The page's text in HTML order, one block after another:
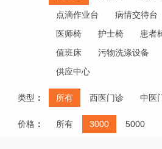
点滴作业台
病情交待台
医师椅
护士椅 患者
值班床
污物洗涤设备
供应中心
类型 ： 所有 西医门诊 中医
价格 ： 所有 3000 5000